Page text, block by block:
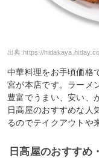
出典:https://
中華料理をお手頃価格
宮が本店です。ラーメ
豊富でうまい、安い、
日高屋のおすすめな人
るのでテイクアウトや
日高屋のおすすめ